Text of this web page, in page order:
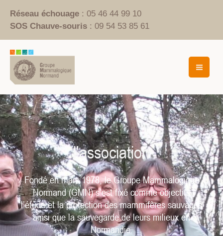
contenu
Réseau échouage : 05 46 44 99 10
SOS Chauve-souris : 09 54 53 85 61
l'association
Fondé en mars 1978, le Groupe Mammalogique
Normand (GMN) s’est fixé comme objectifs
l’étude et la protection des mammifères sauvages
ainsi que la sauvegarde de leurs milieux en
Normandie.